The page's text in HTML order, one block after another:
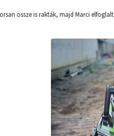
össze is rakták, majd Marci